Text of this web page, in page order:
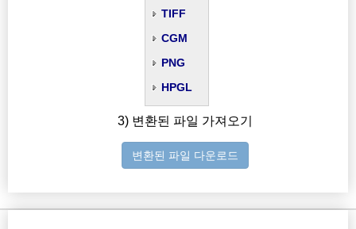
TIFF
CGM
PNG
HPGL
3) 변환된 파일 가져오기
변환된 파일 다운로드